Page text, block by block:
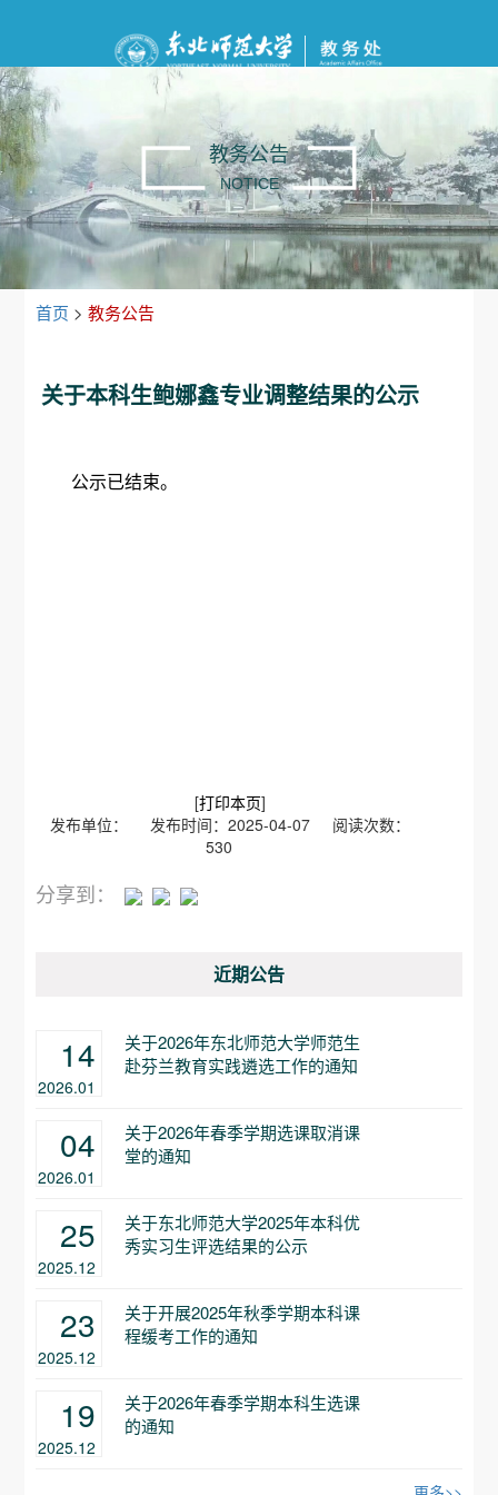
教务公告
NOTICE
首页 > 教务公告
关于本科生鲍娜鑫专业调整结果的公示
公示已结束。
[打印本页]
发布单位： 发布时间：2025-04-07 阅读次数：
530
分享到：
近期公告
14
2026.01
关于2026年东北师范大学师范生
赴芬兰教育实践遴选工作的通知
04
2026.01
关于2026年春季学期选课取消课
堂的通知
25
2025.12
关于东北师范大学2025年本科优
秀实习生评选结果的公示
23
2025.12
关于开展2025年秋季学期本科课
程缓考工作的通知
19
2025.12
关于2026年春季学期本科生选课
的通知